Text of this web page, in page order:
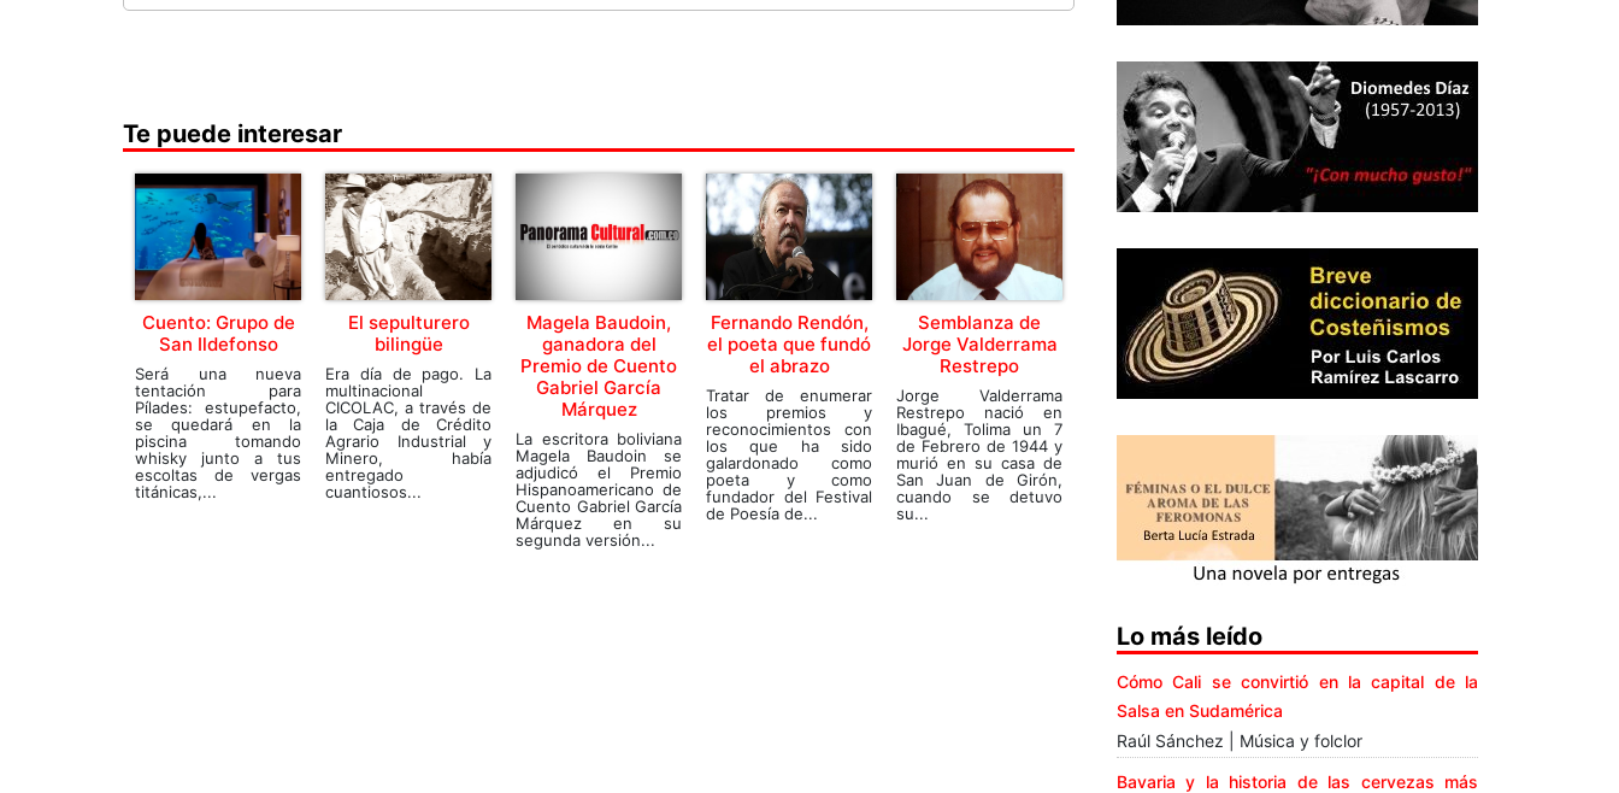
Te puede interesar
Cuento: Grupo de
San Ildefonso
Será una nueva
tentación para
Pílades: estupefacto,
se quedará en la
piscina tomando
whisky junto a tus
escoltas de vergas
titánicas,...
El sepulturero
bilingüe
Era día de pago. La
multinacional
CICOLAC, a través de
la Caja de Crédito
Agrario Industrial y
Minero, había
entregado
cuantiosos...
Magela Baudoin,
ganadora del
Premio de Cuento
Gabriel García
Márquez
La escritora boliviana
Magela Baudoin se
adjudicó el Premio
Hispanoamericano de
Cuento Gabriel García
Márquez en su
segunda versión...
Fernando Rendón,
el poeta que fundó
el abrazo
Tratar de enumerar
los premios y
reconocimientos con
los que ha sido
galardonado como
poeta y como
fundador del Festival
de Poesía de...
Semblanza de
Jorge Valderrama
Restrepo
Jorge Valderrama
Restrepo nació en
Ibagué, Tolima un 7
de Febrero de 1944 y
murió en su casa de
San Juan de Girón,
cuando se detuvo
su...
Lo más leído
Cómo Cali se convirtió en la capital de la
Salsa en Sudamérica
Raúl Sánchez | Música y folclor
Bavaria y la historia de las cervezas más